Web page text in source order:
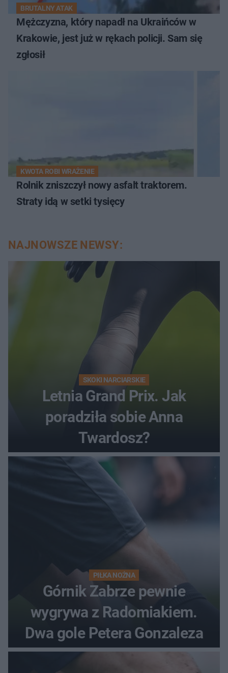
BRUTALNY ATAK
Mężczyzna, który napadł na Ukraińców w
Krakowie, jest już w rękach policji. Sam się
zgłosił
KWOTA ROBI WRAŻENIE
Rolnik zniszczył nowy asfalt traktorem.
Straty idą w setki tysięcy
NAJNOWSZE NEWSY:
SKOKI NARCIARSKIE
Letnia Grand Prix. Jak
poradziła sobie Anna
Twardosz?
PIŁKA NOŻNA
Górnik Zabrze pewnie
wygrywa z Radomiakiem.
Dwa gole Petera Gonzaleza